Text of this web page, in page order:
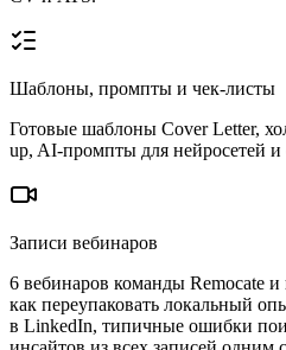
Шаблоны, промпты и чек-листы
Готовые шаблоны Cover Letter,
up, AI-промпты для нейросетей
Записи вебинаров
6 вебинаров команды Remocate
как переупаковать локальный
в LinkedIn, типичные ошибки